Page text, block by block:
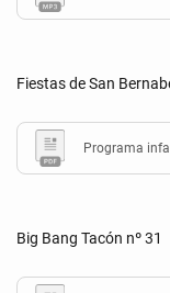
Fiestas de San
Programa
Big Bang Tacón nº 31